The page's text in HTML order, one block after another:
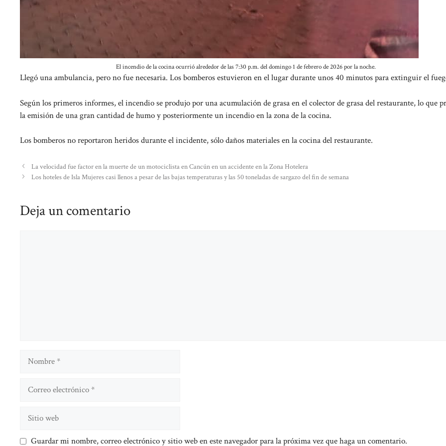
El incendio de la cocina ocurrió alrededor de las 7:30 p.m. del domingo 1 de febrero de 2026 por la noche.
Llegó una ambulancia, pero no fue necesaria. Los bomberos estuvieron en el lugar durante unos 40 minutos para extinguir el
Según los primeros informes, el incendio se produjo por una acumulación de grasa en el colector de grasa del restaurante, lo que
la emisión de una gran cantidad de humo y posteriormente un incendio en la zona de la cocina.
Los bomberos no reportaron heridos durante el incidente, sólo daños materiales en la cocina del restaurante.
La velocidad fue factor en la muerte de un motociclista en Cancún en un accidente en la Zona Hotelera
Los hoteles de Isla Mujeres casi llenos a pesar de las bajas temperaturas y las 50 toneladas de sargazo del fin de semana
Deja un comentario
Nombre
Guardar mi nombre, correo electrónico y sitio web en este navegador para la próxima vez que haga un comentario.